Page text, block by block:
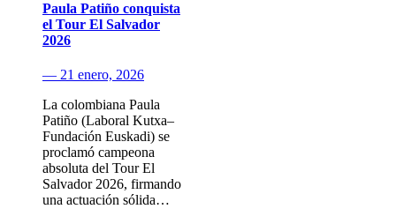
Paula Patiño conquista
el Tour El Salvador
2026
— 21 enero, 2026
La colombiana Paula
Patiño (Laboral Kutxa–
Fundación Euskadi) se
proclamó campeona
absoluta del Tour El
Salvador 2026, firmando
una actuación sólida…